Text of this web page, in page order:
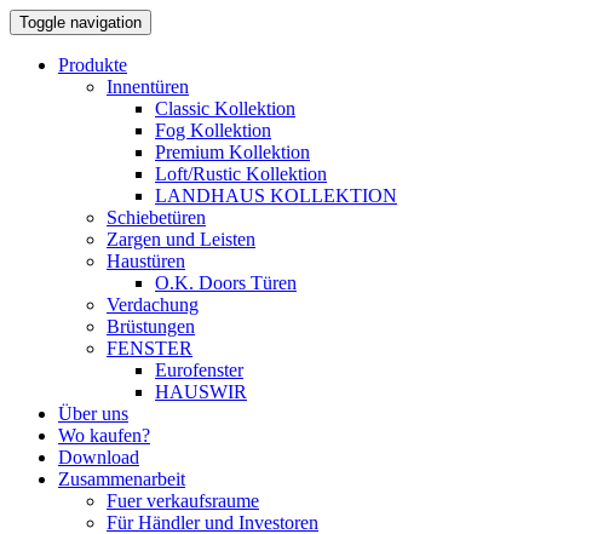
Toggle navigation
Produkte
Innentüren
Classic Kollektion
Fog Kollektion
Premium Kollektion
Loft/Rustic Kollektion
LANDHAUS KOLLEKTION
Schiebetüren
Zargen und Leisten
Haustüren
O.K. Doors Türen
Verdachung
Brüstungen
FENSTER
Eurofenster
HAUSWIR
Über uns
Wo kaufen?
Download
Zusammenarbeit
Fuer verkaufsraume
Für Händler und Investoren